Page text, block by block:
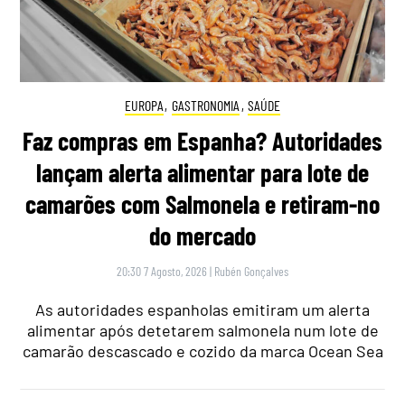
EUROPA, GASTRONOMIA , SAÚDE
Faz compras em Espanha? Autoridades
lançam alerta alimentar para lote de
camarões com Salmonela e retiram-no
do mercado
20:30 7 Agosto, 2026 | Rubén Gonçalves
As autoridades espanholas emitiram um alerta
alimentar após detetarem salmonela num lote de
camarão descascado e cozido da marca Ocean Sea